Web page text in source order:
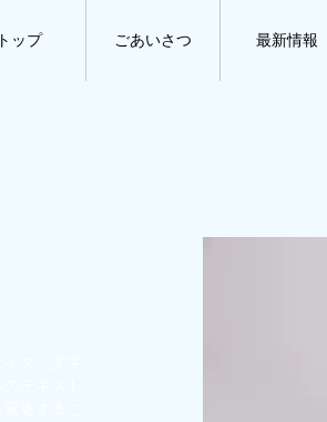
トップ ごあいさつ 最新情報